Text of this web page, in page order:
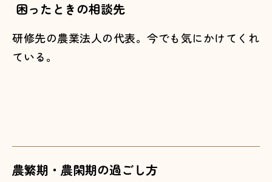
困ったときの相談先
研修先の農業法人の代表。今でも気にかけてくれ
ている。
農繁期・農閑期の過ごし方